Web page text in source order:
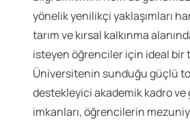
yönelik yenilikçi yaklaşımları
tarım ve kırsal kalkınma
isteyen öğrenciler için ideal bir
Üniversitenin sunduğu güçlü
destekleyici akademik kadro ve
imkanları, öğrencilerin